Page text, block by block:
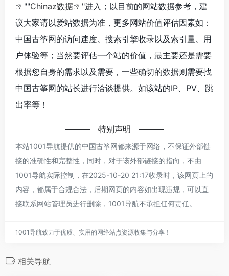
""Chinaz数据
"进入；以目前的网站数据参考，建
议大家请以爱站数据为准，更多网站价值评估因素如：
中国古筝网的访问速度、搜索引擎收录以及索引量、用
户体验等；当然要评估一个站的价值，最主要还是需要
根据您自身的需求以及需要，一些确切的数据则需要找
中国古筝网的站长进行洽谈提供。如该站的IP、PV、跳
出率等！
特别声明
本站1001导航提供的中国古筝网都来源于网络，不保证外部链
接的准确性和完整性，同时，对于该外部链接的指向，不由
1001导航实际控制，在2025-10-20 21:17收录时，该网页上的
内容，都属于合规合法，后期网页的内容如出现违规，可以直
接联系网站管理员进行删除，1001导航不承担任何责任。
1001导航致力于优质、实用的网络站点资源收集与分享！
相关导航